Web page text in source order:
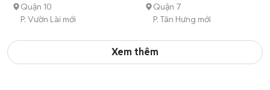
Quận 10
P. Vườn Lài mới
Quận 7
P. Tân Hưng mới
Xem thêm